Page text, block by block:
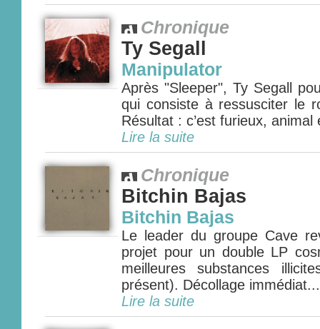
Chronique
Ty Segall
Manipulator
Après "Sleeper", Ty Segall
qui consiste à ressusciter le
Résultat : c’est furieux,
Lire la suite
Chronique
Bitchin Bajas
Bitchin Bajas
Le leader du groupe Cave
projet pour un double LP
meilleures substances
présent). Décollage immédiat...
Lire la suite